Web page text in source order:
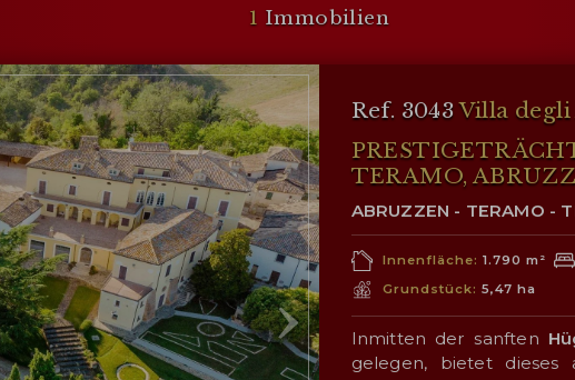
1 Immobilien
Ref. 3043Villa
TERAMO,
ABRUZZEN - TERAMO -
Innenfläche: 1.790 m²
Grundstück: 5,47 ha
Inmitten der sanften
gelegen, bietet dieses